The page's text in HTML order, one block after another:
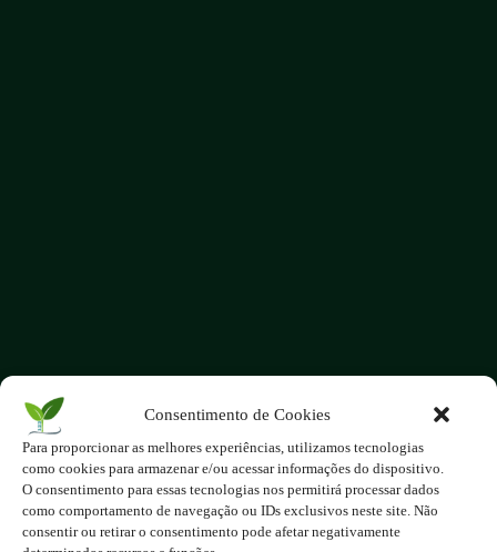
Consentimento de Cookies
Para proporcionar as melhores experiências, utilizamos tecnologias
como cookies para armazenar e/ou acessar informações do dispositivo.
O consentimento para essas tecnologias nos permitirá processar dados
como comportamento de navegação ou IDs exclusivos neste site. Não
consentir ou retirar o consentimento pode afetar negativamente
O site é um movimento ambientalista!
Participe você também!
Podemos fazer muito
se nos unirmos!